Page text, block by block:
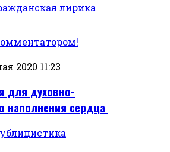
лирика
2020 11:23
для духовно-
наполнения сердца